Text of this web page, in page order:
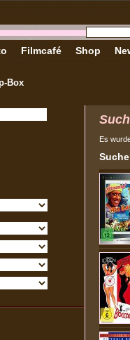
Box
Filmcafé Shop
Es